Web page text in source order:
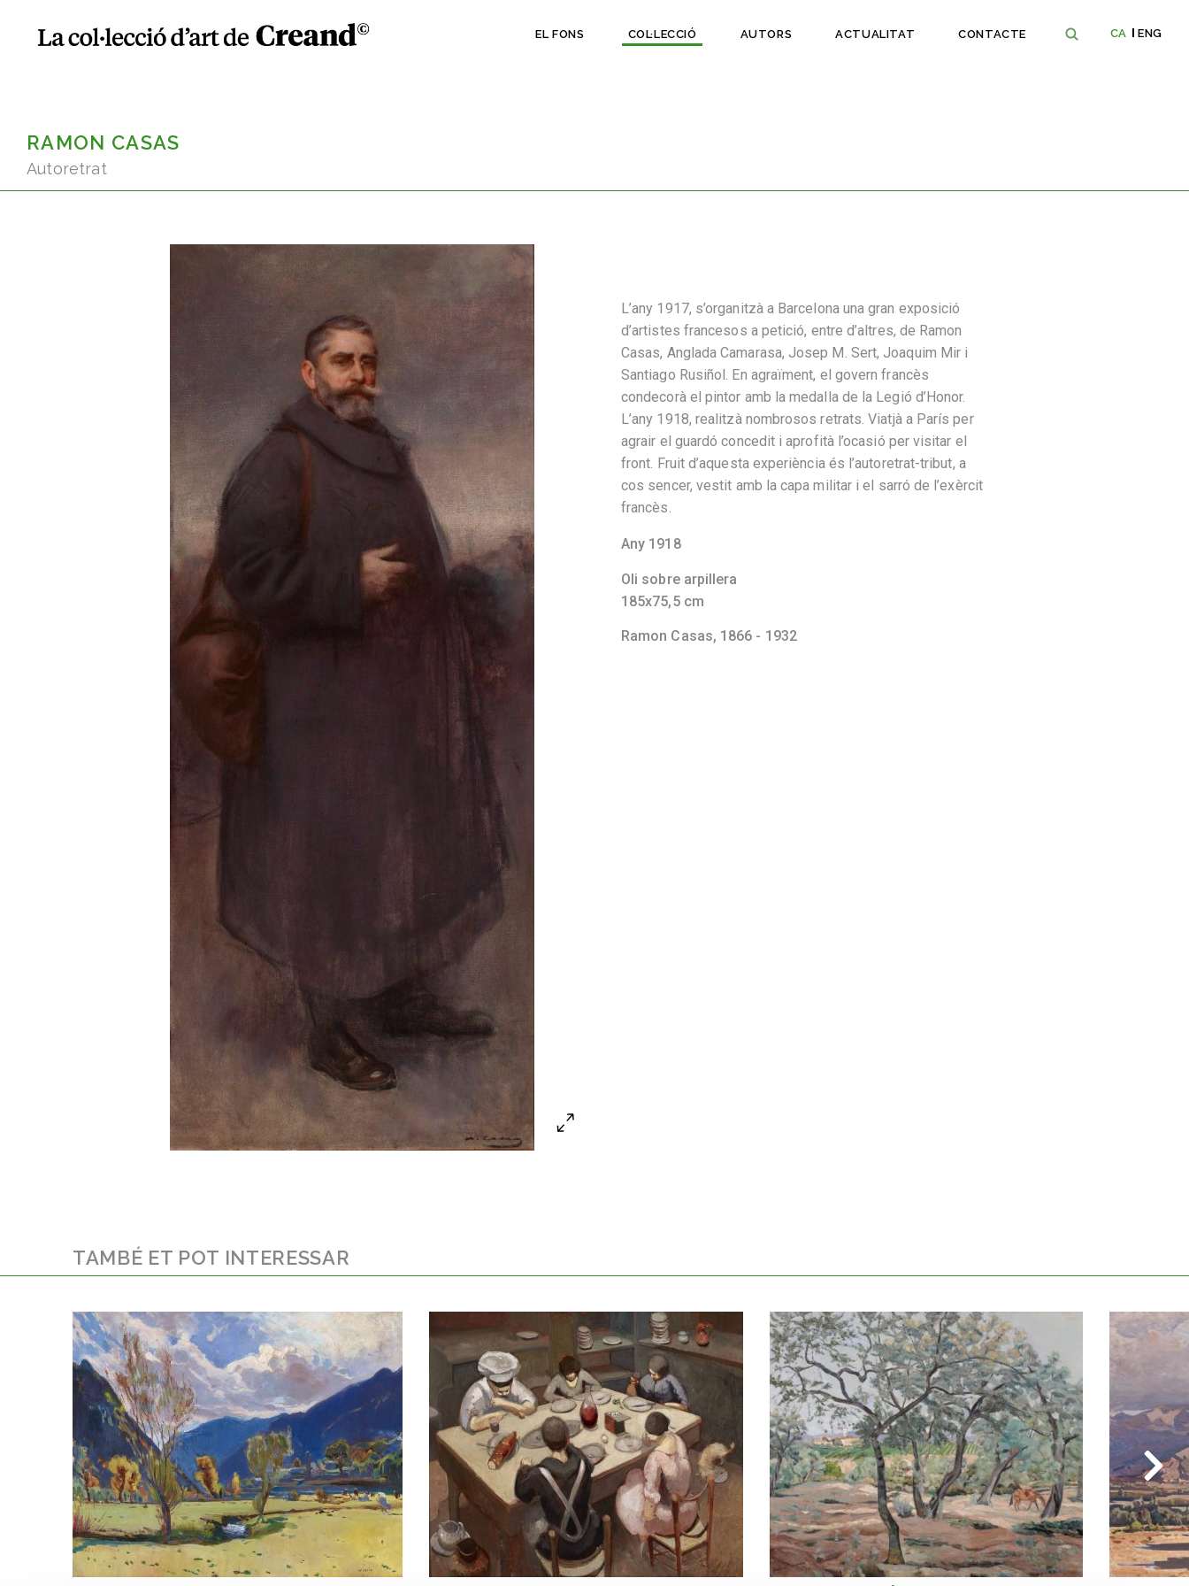
EL FONS COL·LECCIÓ AUTORS ACTUALITAT CONTACTE CA ENG
RAMON CASAS
Autoretrat
L’any 1917, s’organitzà a Barcelona una gran exposició
d’artistes francesos a petició, entre d’altres, de Ramon
Casas, Anglada Camarasa, Josep M. Sert, Joaquim Mir i
Santiago Rusiñol. En agraïment, el govern francès
condecorà el pintor amb la medalla de la Legió d’Honor.
L’any 1918, realitzà nombrosos retrats. Viatjà a París per
agrair el guardó concedit i aprofità l’ocasió per visitar el
front. Fruit d’aquesta experiència és l’autoretrat-tribut, a
cos sencer, vestit amb la capa militar i el sarró de l’exèrcit
francès.
Any 1918
Oli sobre arpillera
185x75,5 cm
Ramon Casas, 1866 - 1932
TAMBÉ ET POT INTERESSAR